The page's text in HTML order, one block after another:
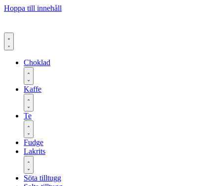
Hoppa till innehåll
Choklad
Kaffe
Te
Fudge
Lakrits
Söta tilltugg